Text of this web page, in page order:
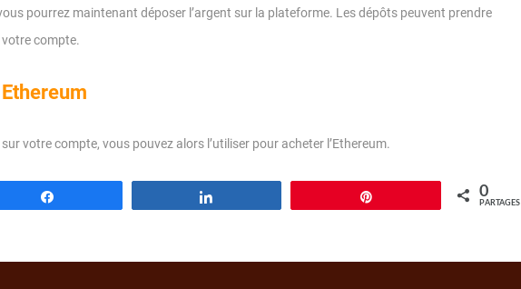
pourrez maintenant déposer l’argent sur la plateforme. Les dépôts peuvent prendre
compte.
votre compte, vous pouvez alors l’utiliser pour acheter l’Ethereum.
0
PARTAGES